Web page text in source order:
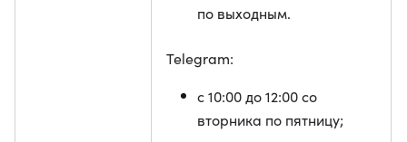
по выходным.
Telegram:
с 10:00 до 12:00 со
вторника по пятницу;